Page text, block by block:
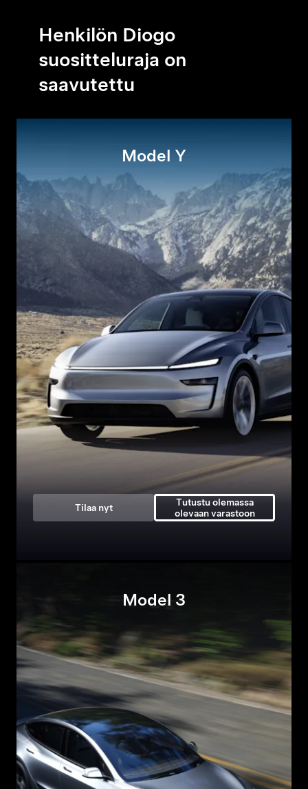
Henkilön Diogo
suositteluraja on
saavutettu
Model Y
Tilaa nyt
Tutustu olemassa
olevaan varastoon
Model 3